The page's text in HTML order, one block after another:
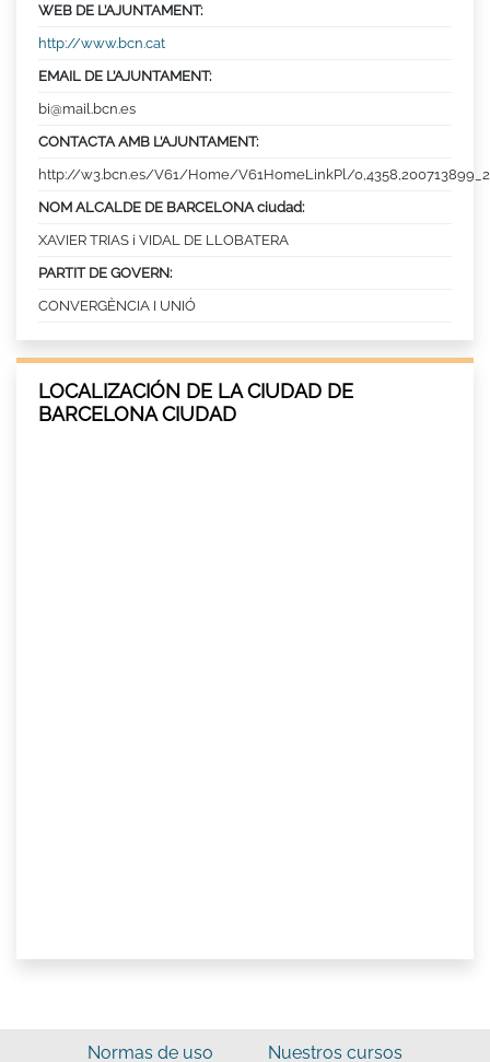
WEB DE L’AJUNTAMENT:
http://www.bcn.cat
EMAIL DE L’AJUNTAMENT:
bi@mail.bcn.es
CONTACTA AMB L’AJUNTAMENT:
http://w3.bcn.es/V61/Home/V61HomeLinkPl/
NOM ALCALDE DE BARCELONA ciudad:
XAVIER TRIAS i VIDAL DE LLOBATERA
PARTIT DE GOVERN:
CONVERGÈNCIA I UNIÓ
LOCALIZACIÓN DE LA CIUDAD DE
BARCELONA CIUDAD
Normas de uso Nuestros cursos